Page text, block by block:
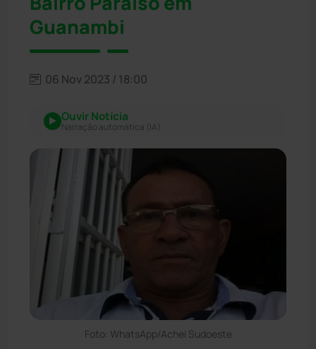
Guanambi
06 Nov 2023 / 18:00
Ouvir Notícia
Narração automática (IA)
Foto: WhatsApp/Achei Sudoeste